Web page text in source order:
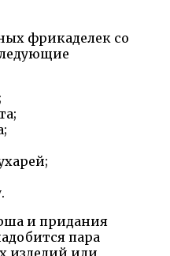
фрикаделек со
и придания
пара
изделий или